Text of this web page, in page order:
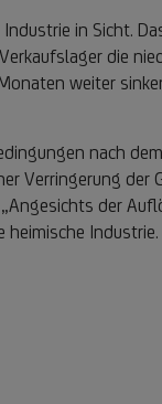
in Sicht.
die
weiter
nach
Verringerung
der